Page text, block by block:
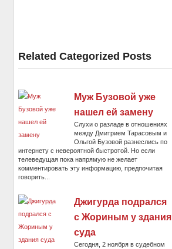
Related Categorized Posts
Муж Бузовой уже
нашел ей замену
Слухи о разладе в отношениях
между Дмитрием Тарасовым и
Ольгой Бузовой разнеслись по
интернету с невероятной быстротой. Но если
телеведущая пока напрямую не желает
комментировать эту информацию, предпочитая
говорить...
Джигурда подрался
с Жориным у здания
суда
Сегодня, 2 ноября в судебном